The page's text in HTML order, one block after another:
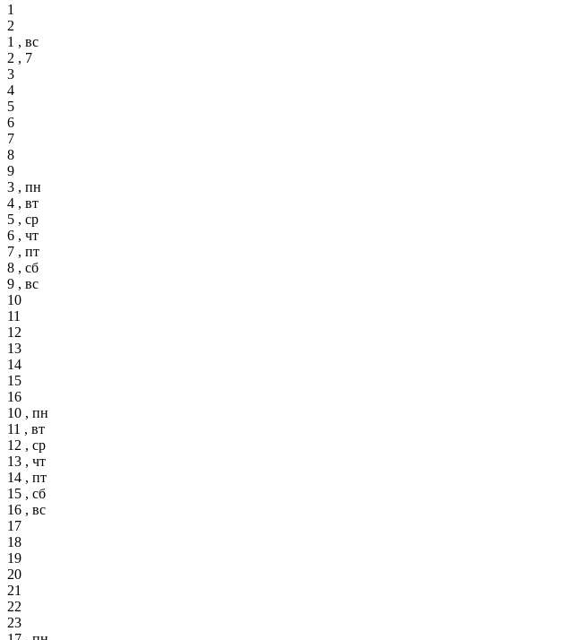
1
2
1 , вс
2 , 7
3
4
5
6
7
8
9
3 , пн
4 , вт
5 , ср
6 , чт
7 , пт
8 , сб
9 , вс
10
11
12
13
14
15
16
10 , пн
11 , вт
12 , ср
13 , чт
14 , пт
15 , сб
16 , вс
17
18
19
20
21
22
23